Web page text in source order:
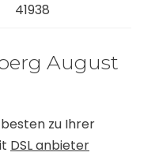
41938
August
zu Ihrer
DSL anbieter